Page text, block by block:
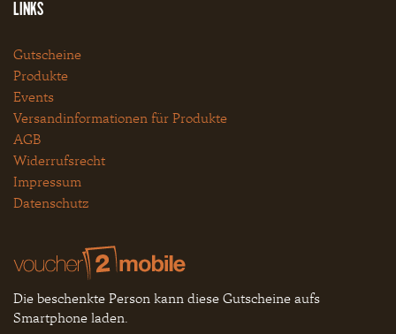
LINKS
Gutscheine
Produkte
Events
Versandinformationen für Produkte
AGB
Widerrufsrecht
Impressum
Datenschutz
Die beschenkte Person kann diese Gutscheine aufs
Smartphone laden.